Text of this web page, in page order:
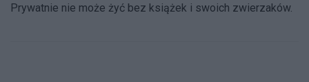
Prywatnie nie może żyć bez książek i swoich zwierzaków.